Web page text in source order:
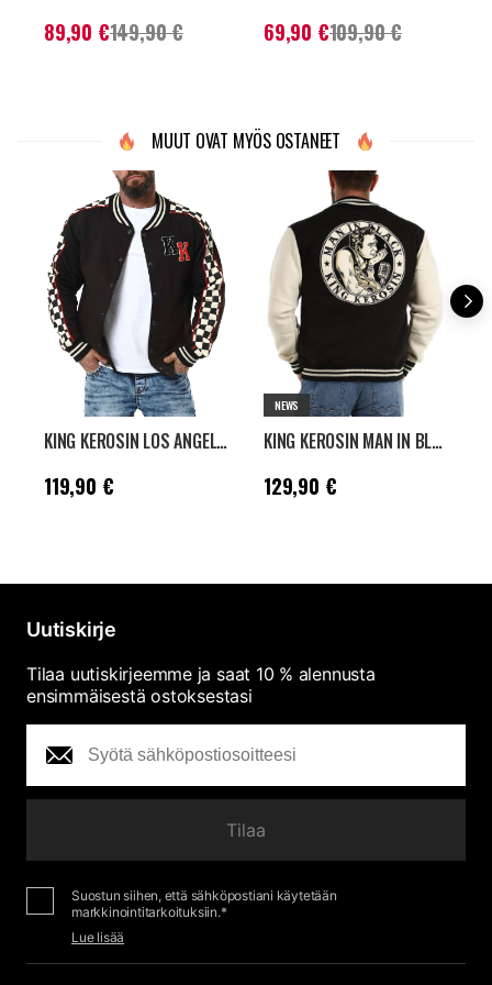
Nykyinen hinta:
89,90 €149,90 €
Nykyinen hinta:
69,90 €109,90 €
MUUT OVAT MYÖS OSTANEET
KING KEROSIN LOS ANGELES SUPPLY CO COLLEGETAKKI - MUSTA
Hinta:119,90 €
119,90 €
NEWS
KING KEROSIN MAN IN BLACK COLLEGETAKKI - MUSTA
Hinta :129,90 €
129,90 €
Uutiskirje
Tilaa uutiskirjeemme ja saat 10 % alennusta
ensimmäisestä ostoksestasi
Tilaa
Suostun siihen, että sähköpostiani käytetään
markkinointitarkoituksiin.*
Lue lisää